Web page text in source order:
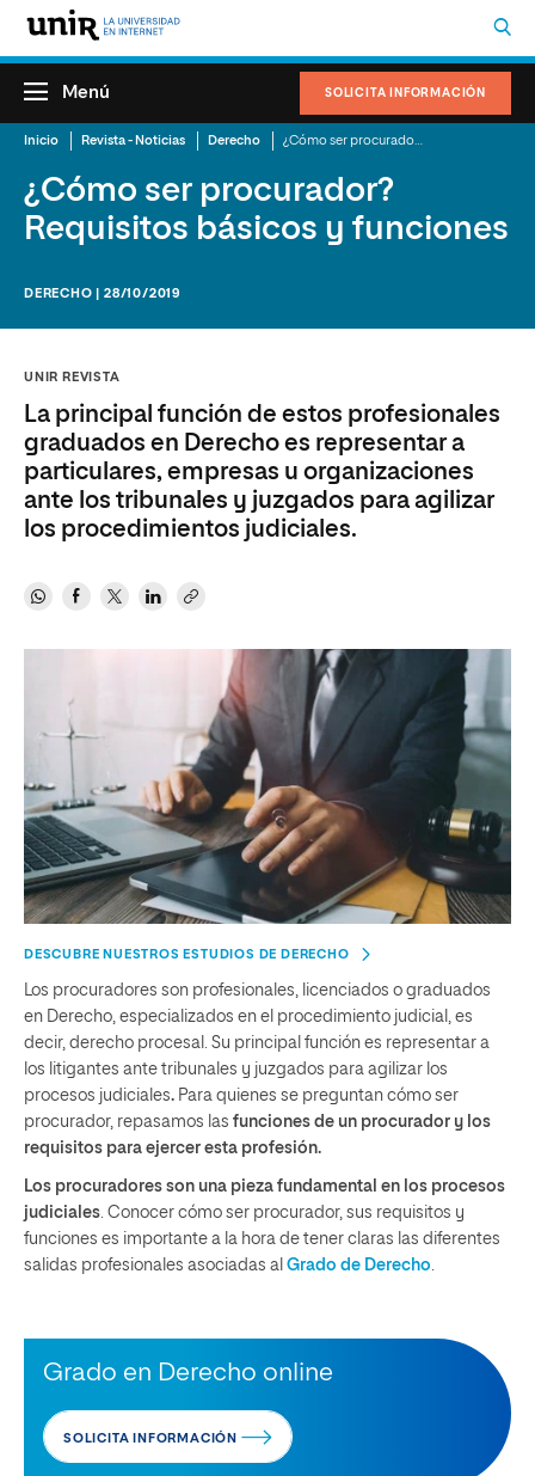
SOLICITA INFORMACIÓN
Menú
Inicio Revista - Noticias Derecho
¿Cómo ser procurador?
Requisitos básicos y funciones
DERECHO | 28/10/2019
UNIR REVISTA
La principal función de estos profesionales
graduados en Derecho es representar a
particulares, empresas u organizaciones
ante los tribunales y juzgados para agilizar
los procedimientos judiciales.
DESCUBRE NUESTROS ESTUDIOS DE DERECHO
Los procuradores son profesionales, licenciados o graduados
en Derecho, especializados en el procedimiento judicial, es
decir, derecho procesal. Su principal función es representar a
los litigantes ante tribunales y juzgados para agilizar los
procesos judiciales. Para quienes se preguntan cómo ser
procurador, repasamos las funciones de un procurador y los
requisitos para ejercer esta profesión.
Los procuradores son una pieza fundamental en los procesos
judiciales . Conocer cómo ser procurador, sus requisitos y
funciones es importante a la hora de tener claras las diferentes
salidas profesionales asociadas al Grado de Derecho
Grado en Derecho online
SOLICITA INFORMACIÓN